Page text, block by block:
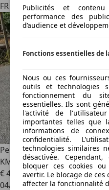
FR 91170Viry Chatillon
Peugeot 2081.2 puretech 82
KMS
€ 4 490
04/2017
Publicités et
performance des
d’audience et
Fonctions essentielles de
Nous ou ces
outils et technologies
fonctionnement du
essentielles. Ils sont
l'activité de
importantes telles que
informations de
confidentialité.
technologies similaires
désactivée.
bloquer ces cookies
avertir. Le blocage de
affecter la fonctionnalité